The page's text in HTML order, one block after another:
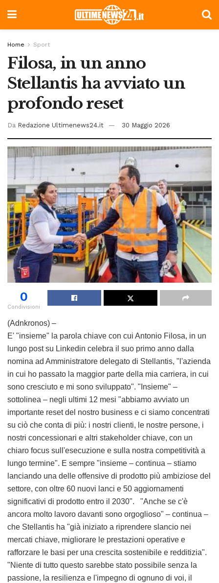
Home Sport
Filosa, in un anno
Stellantis ha avviato un
profondo reset
Da Redazione Ultimenews24.it 30 Maggio 2026
0
Condivisioni
(Adnkronos) –
E' "insieme" la parola chiave con cui Antonio Filosa, in un
lungo post su Linkedin celebra il suo primo anno dalla
nomina ad Amministratore delegato di Stellantis, "l'azienda
in cui ho passato la maggior parte della mia carriera, in cui
sono cresciuto e mi sono sviluppato". "Insieme" –
sottolinea – negli ultimi 12 mesi "abbiamo avviato un
importante reset del nostro business e ci siamo concentrati
su ciò che conta di più: i nostri clienti, le nostre persone, i
nostri concessionari e altri stakeholder chiave, con un
chiaro focus sull'esecuzione e sulla nostra competitività a
lungo termine". E sempre "insieme – continua – stiamo
lanciando una delle offensive di prodotto più ambiziose del
settore, con oltre 60 nuovi lanci e 50 aggiornamenti
significativi di prodotto entro il 2030". "Anche se c'è
ancora molto lavoro davanti sono orgoglioso" – continua –
che Stellantis ha "già iniziato a riprendere slancio nei
mercati chiave, migliorare le prestazioni operative e
rafforzare le basi per una crescita sostenibile e redditizia".
"Niente di tutto questo sarebbe stato possibile senza la
passione, la resilienza e l'impegno di ognuno di voi, il